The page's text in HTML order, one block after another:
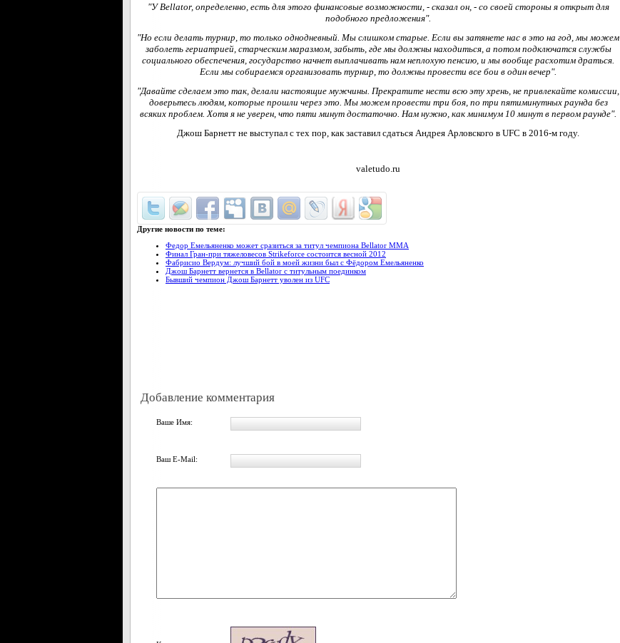
"У Bellator, определенно, есть для этого финансовые возможности, - сказал он, - со своей стороны я открыт для
подобного предложения".
"Но если делать турнир, то только однодневный. Мы слишком старые. Если вы затянете нас в это на год, мы можем
заболеть гериатрией, старческим маразмом, забыть, где мы должны находиться, а потом подключатся службы
социального обеспечения, государство начнет выплачивать нам неплохую пенсию, и мы вообще расхотим драться.
Если мы собираемся организовать турнир, то должны провести все бои в один вечер".
"Давайте сделаем это так, делали настоящие мужчины. Прекратите нести всю эту хрень, не привлекайте комиссии,
доверьтесь людям, которые прошли через это. Мы можем провести три боя, по три пятиминутных раунда без
всяких проблем. Хотя я не уверен, что пяти минут достаточно. Нам нужно, как минимум 10 минут в первом раунде".
Джош Барнетт не выступал с тех пор, как заставил сдаться Андрея Арловского в UFC в 2016-м году.
valetudo.ru
Другие новости по теме:
Федор Емельяненко может сразиться за титул чемпиона Bellator MMA
Финал Гран-при тяжеловесов Strikeforce состоится весной 2012
Фабрисио Вердум: лучший бой в моей жизни был с Фёдором Емельяненко
Джош Барнетт вернется в Bellator с титульным поединком
Бывший чемпион Джош Барнетт уволен из UFC
Добавление комментария
Ваше Имя:
Ваш E-Mail: